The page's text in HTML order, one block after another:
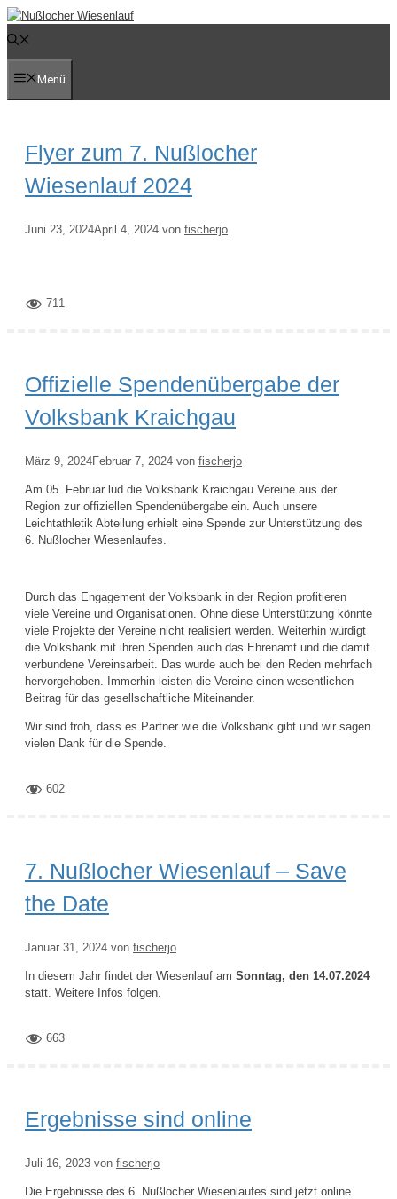
Zum
Inhalt
springen
Menü
Flyer zum 7. Nußlocher
Wiesenlauf 2024
Juni 23, 2024April 4, 2024 von fischerjo
711
Offizielle Spendenübergabe der
Volksbank Kraichgau
März 9, 2024Februar 7, 2024 von fischerjo
Am 05. Februar lud die Volksbank Kraichgau Vereine aus der
Region zur offiziellen Spendenübergabe ein. Auch unsere
Leichtathletik Abteilung erhielt eine Spende zur Unterstützung des
6. Nußlocher Wiesenlaufes.
Durch das Engagement der Volksbank in der Region profitieren
viele Vereine und Organisationen. Ohne diese Unterstützung könnte
viele Projekte der Vereine nicht realisiert werden. Weiterhin würdigt
die Volksbank mit ihren Spenden auch das Ehrenamt und die damit
verbundene Vereinsarbeit. Das wurde auch bei den Reden mehrfach
hervorgehoben. Immerhin leisten die Vereine einen wesentlichen
Beitrag für das gesellschaftliche Miteinander.
Wir sind froh, dass es Partner wie die Volksbank gibt und wir sagen
vielen Dank für die Spende.
602
7. Nußlocher Wiesenlauf – Save
the Date
Januar 31, 2024 von fischerjo
In diesem Jahr findet der Wiesenlauf am Sonntag, den 14.07.2024
statt. Weitere Infos folgen.
663
Ergebnisse sind online
Juli 16, 2023 von fischerjo
Die Ergebnisse des 6. Nußlocher Wiesenlaufes sind jetzt online